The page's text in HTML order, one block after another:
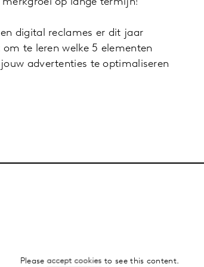
digital reclames er dit jaar
te leren welke 5 elementen
advertenties te optimaliseren
Pleaseaccept cookies to see this content.